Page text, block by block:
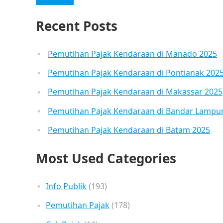
Recent Posts
Pemutihan Pajak Kendaraan di Manado 2025
Pemutihan Pajak Kendaraan di Pontianak
Pemutihan Pajak Kendaraan di Makassar 2025
Pemutihan Pajak Kendaraan di Bandar
Pemutihan Pajak Kendaraan di Batam 2025
Most Used Categories
Info Publik(193)
Pemutihan Pajak(178)